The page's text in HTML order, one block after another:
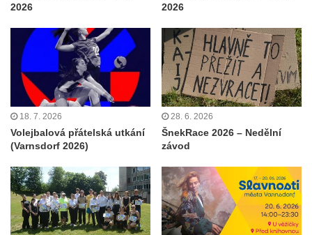
2026
2026
18. 7. 2026
Volejbalová přátelská utkání
(Varnsdorf 2026)
28. 6. 2026
ŠnekRace 2026 – Nedělní
závod